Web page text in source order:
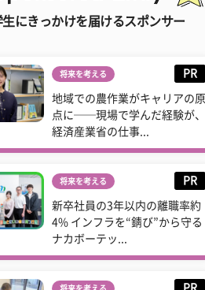
生にきっかけを届けるスポンサー
将来を考える PR
地域での農作業がキャリアの原
点に──現場で学んだ経験が、
経済産業省の仕事...
将来を考える PR
新卒社員の3年以内の離職率約
4% インフラを“錆び”から守る
ナカボーテッ...